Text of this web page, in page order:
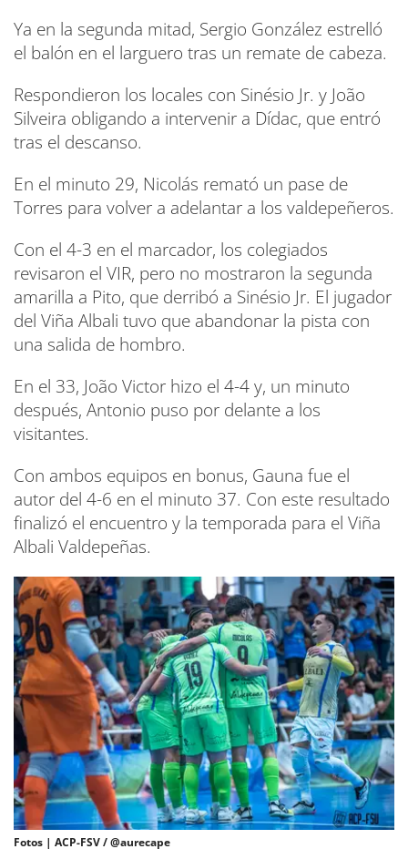
Ya en la segunda mitad, Sergio González estrelló
el balón en el larguero tras un remate de cabeza.
Respondieron los locales con Sinésio Jr. y João
Silveira obligando a intervenir a Dídac, que entró
tras el descanso.
En el minuto 29, Nicolás remató un pase de
Torres para volver a adelantar a los valdepeñeros.
Con el 4-3 en el marcador, los colegiados
revisaron el VIR, pero no mostraron la segunda
amarilla a Pito, que derribó a Sinésio Jr. El jugador
del Viña Albali tuvo que abandonar la pista con
una salida de hombro.
En el 33, João Victor hizo el 4-4 y, un minuto
después, Antonio puso por delante a los
visitantes.
Con ambos equipos en bonus, Gauna fue el
autor del 4-6 en el minuto 37. Con este resultado
finalizó el encuentro y la temporada para el Viña
Albali Valdepeñas.
Fotos | ACP-FSV / @aurecape